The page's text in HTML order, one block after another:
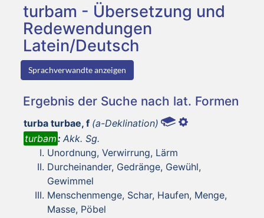
turbam - Übersetzung und
Redewendungen
Latein/Deutsch
Sprachverwandte anzeigen
Ergebnis der Suche nach lat. Formen
turba turbae, f (a-Deklination)
turbam: Akk. Sg.
Unordnung, Verwirrung, Lärm
Durcheinander, Gedränge, Gewühl,
Gewimmel
Menschenmenge, Schar, Haufen, Menge,
Masse, Pöbel